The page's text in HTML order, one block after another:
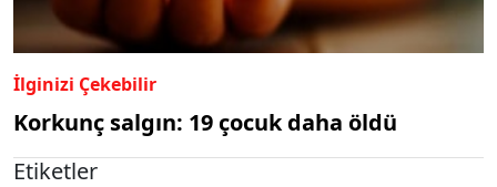
İlginizi Çekebilir
Korkunç salgın: 19 çocuk daha öldü
Etiketler